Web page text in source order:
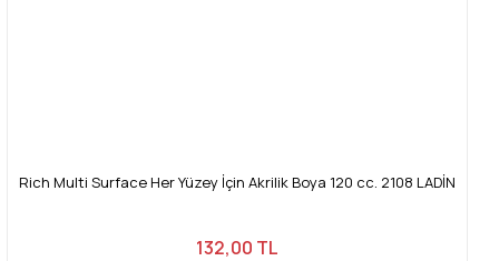
Rich Multi Surface Her Yüzey İçin Akrilik Boya 120 cc. 2108 LADİN
132,00 TL